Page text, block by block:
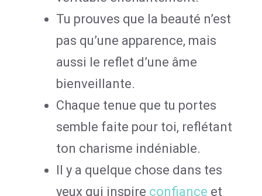
Tu prouves que la beauté n’est
pas qu’une apparence, mais
aussi le reflet d’une âme
bienveillante.
Chaque tenue que tu portes
semble faite pour toi, reflétant
ton charisme indéniable.
Il y a quelque chose dans tes
yeux qui inspire confiance et